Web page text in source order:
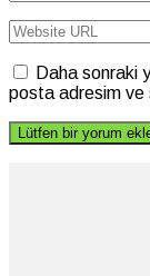
Daha sonraki
posta adresim ve